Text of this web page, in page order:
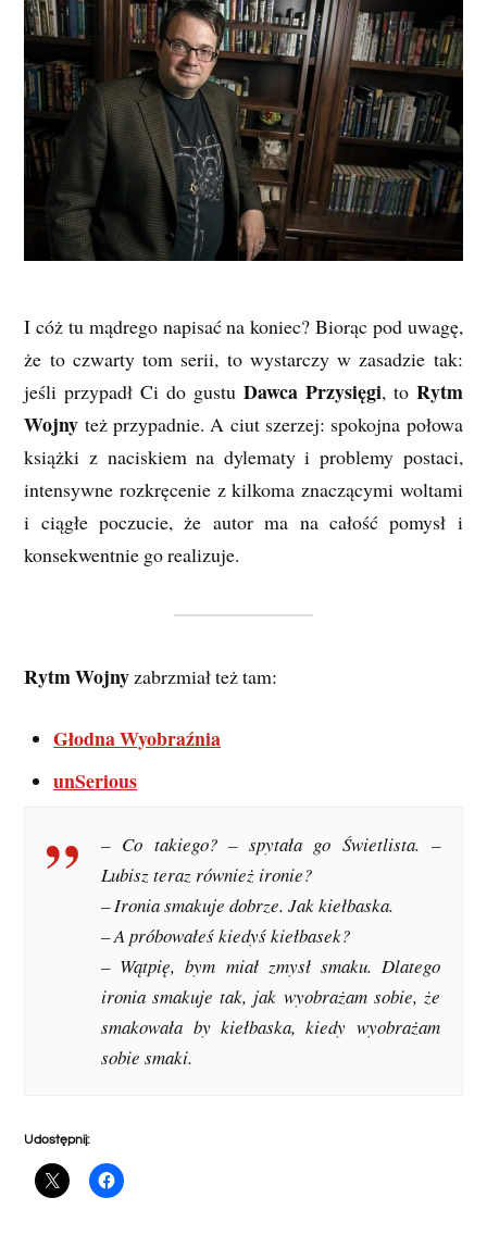
I cóż tu mądrego napisać na koniec? Biorąc pod uwagę,
że to czwarty tom serii, to wystarczy w zasadzie tak:
jeśli przypadł Ci do gustu Dawca Przysięgi, to Rytm
Wojny też przypadnie. A ciut szerzej: spokojna połowa
książki z naciskiem na dylematy i problemy postaci,
intensywne rozkręcenie z kilkoma znaczącymi woltami
i ciągłe poczucie, że autor ma na całość pomysł i
konsekwentnie go realizuje.
Rytm Wojnyzabrzmiał też tam:
Głodna Wyobraźnia
unSerious
– Co takiego? – spytała go Świetlista. –
Lubisz teraz również ironie?
– Ironia smakuje dobrze. Jak kiełbaska.
– A próbowałeś kiedyś kiełbasek?
– Wątpię, bym miał zmysł smaku. Dlatego
ironia smakuje tak, jak wyobrażam sobie, że
smakowała by kiełbaska, kiedy wyobrażam
sobie smaki.
Udostępnij: